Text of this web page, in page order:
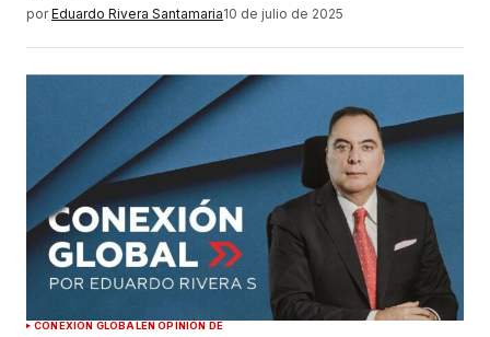
por Eduardo Rivera Santamaria10 de julio de 2025
CONEXIÓN GLOBALEN OPINIÓN DE